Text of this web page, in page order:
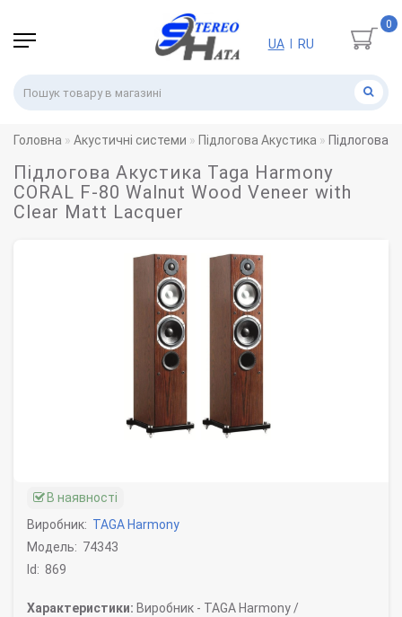
0
UA RU
Головна Акустичні системи Підлогова Акустика Підлогова
Підлогова Акустика Taga Harmony
CORAL F-80 Walnut Wood Veneer with
Clear Matt Lacquer
В наявності
Виробник: TAGA Harmony
Модель: 74343
Id: 869
Характеристики: Виробник - TAGA Harmony /